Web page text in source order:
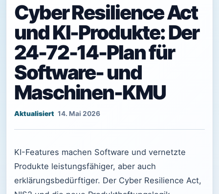
Cyber Resilience Act
und KI-Produkte: Der
24-72-14-Plan für
Software- und
Maschinen-KMU
14. Mai 2026
KI-Features machen Software und vernetzte
Produkte leistungsfähiger, aber auch
erklärungsbedürftiger. Der Cyber Resilience Act,